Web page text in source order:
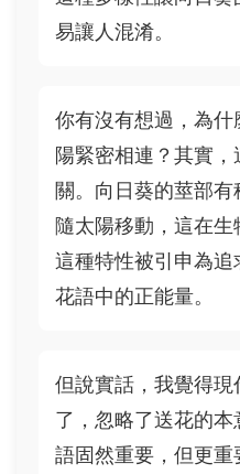
易讓人混淆。
你有沒有想過，為
陽緊密相連？其實
關。向日葵的莖部
隨太陽移動，這在生
這種特性被引申為
花語中的正能量。
但說實話，我覺得
了，忽略了送花的
語固然重要，但更